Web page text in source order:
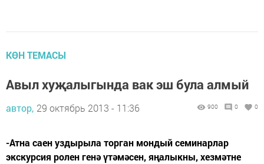
КӨН ТЕМАСЫ
Авыл хуҗалыгында вак эш була алмый
автор, 29 октябрь 2013 - 11:36 900 0 0
-Атна саен уздырыла торган мондый семинарлар
экскурсия ролен генә үтәмәсен, яңалыкны, хезмәтне